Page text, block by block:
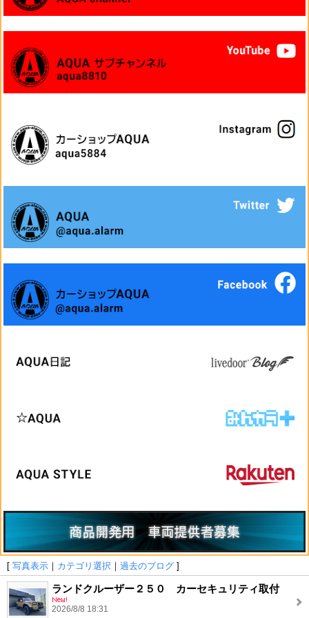
[ 写真表示 ｜ カテゴリ選択 ｜ 過去のブログ ]
ランドクルーザー２５０ カーセキュリティ取付
2026/8/8 18:31